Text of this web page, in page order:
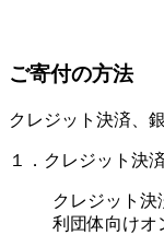
ご寄付の方法
クレジット決済、
１．クレジット決
クレジット
利団体向けオ